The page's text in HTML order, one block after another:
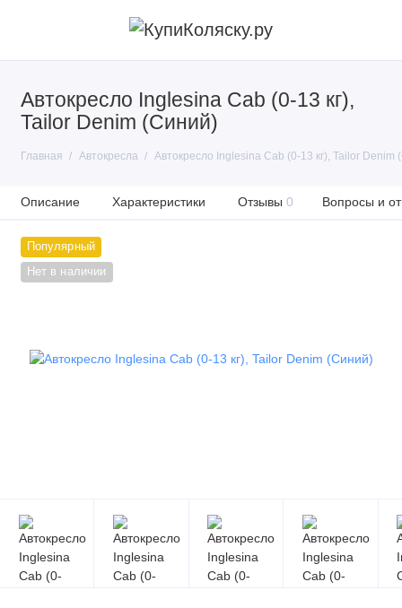
Автокресло Inglesina Cab (0-13 кг),
Tailor Denim (Синий)
Главная Автокресла Автокресло Inglesina Cab (0-13 кг), Tailor Denim
Описание Характеристики Отзывы 0 Вопросы и
Популярный
Нет в наличии